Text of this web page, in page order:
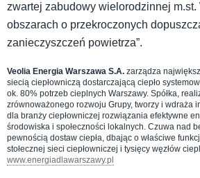
zwartej zabudowy wielorodzinnej m.st.
obszarach o przekroczonych
zanieczyszczeń powietrza”.
Veolia Energia Warszawa S.A. zarządza
siecią ciepłowniczą dostarczającą ciepło
ok. 80% potrzeb cieplnych Warszawy. Spółka,
zrównoważonego rozwoju Grupy, tworzy i wdraża
dla branży ciepłowniczej rozwiązania efektywne
środowiska i społeczności lokalnych. Czuwa nad
pewnością dostaw ciepła, dbając o właściwe
stołecznej sieci ciepłowniczej i tysięcy węzłów
www.energiadlawarszawy.pl